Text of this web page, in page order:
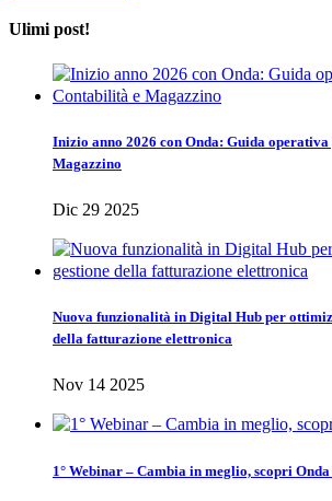
Ulimi post!
Inizio anno 2026 con Onda: Guida
Magazzino
Dic 29 2025
Nuova funzionalità in Digital Hub per
della fatturazione elettronica
Nov 14 2025
1° Webinar – Cambia in meglio, scopri